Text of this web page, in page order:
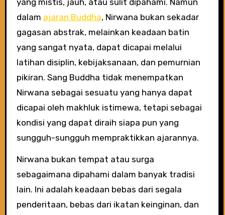
yang mistis, jauh, atau sulit dipahami. Namun
dalam ajaran Buddha, Nirwana bukan sekadar
gagasan abstrak, melainkan keadaan batin
yang sangat nyata, dapat dicapai melalui
latihan disiplin, kebijaksanaan, dan pemurnian
pikiran. Sang Buddha tidak menempatkan
Nirwana sebagai sesuatu yang hanya dapat
dicapai oleh makhluk istimewa, tetapi sebagai
kondisi yang dapat diraih siapa pun yang
sungguh-sungguh mempraktikkan ajarannya.
Nirwana bukan tempat atau surga
sebagaimana dipahami dalam banyak tradisi
lain. Ini adalah keadaan bebas dari segala
penderitaan, bebas dari ikatan keinginan, dan